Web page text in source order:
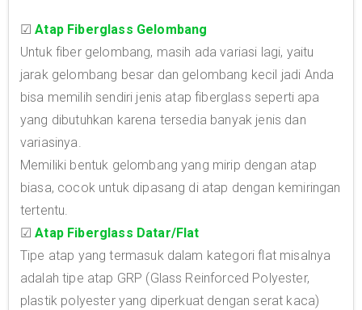
☑Atap Fiberglass Gelombang
Untuk fiber gelombang, masih ada variasi lagi, yaitu
jarak gelombang besar dan gelombang kecil jadi Anda
bisa memilih sendiri jenis atap fiberglass seperti apa
yang dibutuhkan karena tersedia banyak jenis dan
variasinya.
Memiliki bentuk gelombang yang mirip dengan atap
biasa, cocok untuk dipasang di atap dengan kemiringan
tertentu.
☑Atap Fiberglass Datar/Flat
Tipe atap yang termasuk dalam kategori flat misalnya
adalah tipe atap GRP (Glass Reinforced Polyester,
plastik polyester yang diperkuat dengan serat kaca)